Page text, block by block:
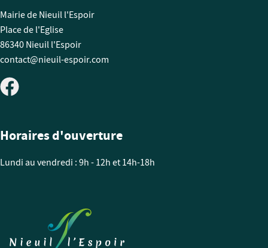
Mairie de Nieuil l'Espoir
Place de l'Eglise
86340 Nieuil l'Espoir
contact@nieuil-espoir.com
Horaires d'ouverture
Lundi au vendredi : 9h - 12h et 14h-18h